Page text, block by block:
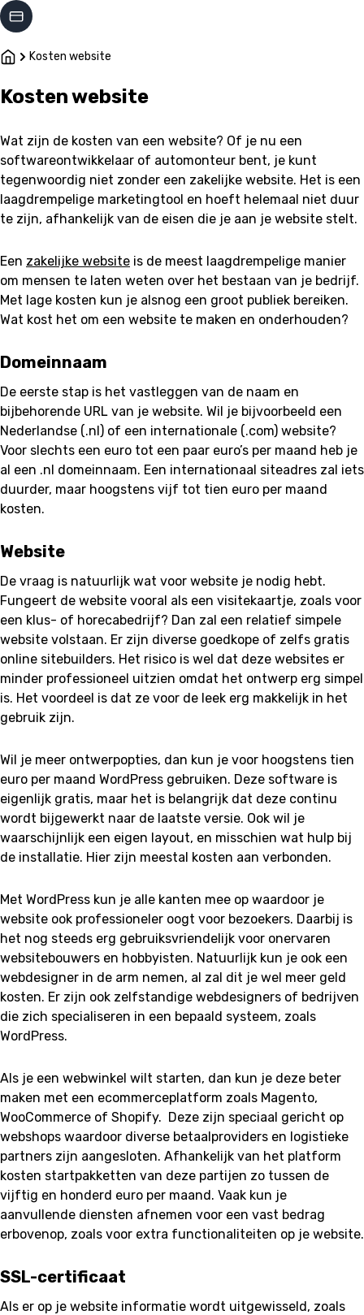
Kosten website
Kosten website
Wat zijn de kosten van een website? Of je nu een
softwareontwikkelaar of automonteur bent, je kunt
tegenwoordig niet zonder een zakelijke website. Het is een
laagdrempelige marketingtool en hoeft helemaal niet duur
te zijn, afhankelijk van de eisen die je aan je website stelt.
Een zakelijke website is de meest laagdrempelige manier
om mensen te laten weten over het bestaan van je bedrijf.
Met lage kosten kun je alsnog een groot publiek bereiken.
Wat kost het om een website te maken en onderhouden?
Domeinnaam
De eerste stap is het vastleggen van de naam en
bijbehorende URL van je website. Wil je bijvoorbeeld een
Nederlandse (.nl) of een internationale (.com) website?
Voor slechts een euro tot een paar euro’s per maand heb je
al een .nl domeinnaam. Een internationaal siteadres zal iets
duurder, maar hoogstens vijf tot tien euro per maand
kosten.
Website
De vraag is natuurlijk wat voor website je nodig hebt.
Fungeert de website vooral als een visitekaartje, zoals voor
een klus- of horecabedrijf? Dan zal een relatief simpele
website volstaan. Er zijn diverse goedkope of zelfs gratis
online sitebuilders. Het risico is wel dat deze websites er
minder professioneel uitzien omdat het ontwerp erg simpel
is. Het voordeel is dat ze voor de leek erg makkelijk in het
gebruik zijn.
Wil je meer ontwerpopties, dan kun je voor hoogstens tien
euro per maand WordPress gebruiken. Deze software is
eigenlijk gratis, maar het is belangrijk dat deze continu
wordt bijgewerkt naar de laatste versie. Ook wil je
waarschijnlijk een eigen layout, en misschien wat hulp bij
de installatie. Hier zijn meestal kosten aan verbonden.
Met WordPress kun je alle kanten mee op waardoor je
website ook professioneler oogt voor bezoekers. Daarbij is
het nog steeds erg gebruiksvriendelijk voor onervaren
websitebouwers en hobbyisten. Natuurlijk kun je ook een
webdesigner in de arm nemen, al zal dit je wel meer geld
kosten. Er zijn ook zelfstandige webdesigners of bedrijven
die zich specialiseren in een bepaald systeem, zoals
WordPress.
Als je een webwinkel wilt starten, dan kun je deze beter
maken met een ecommerceplatform zoals Magento,
WooCommerce of Shopify. Deze zijn speciaal gericht op
webshops waardoor diverse betaalproviders en logistieke
partners zijn aangesloten. Afhankelijk van het platform
kosten startpakketten van deze partijen zo tussen de
vijftig en honderd euro per maand. Vaak kun je
aanvullende diensten afnemen voor een vast bedrag
erbovenop, zoals voor extra functionaliteiten op je website.
SSL-certificaat
Als er op je website informatie wordt uitgewisseld, zoals